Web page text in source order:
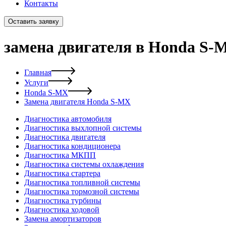
Контакты
Оставить заявку
замена двигателя в Honda S-
Главная
Услуги
Honda S-MX
Замена двигателя Honda S-MX
Диагностика автомобиля
Диагностика выхлопной системы
Диагностика двигателя
Диагностика кондиционера
Диагностика МКПП
Диагностика системы охлаждения
Диагностика стартера
Диагностика топливной системы
Диагностика тормозной системы
Диагностика турбины
Диагностика ходовой
Замена амортизаторов